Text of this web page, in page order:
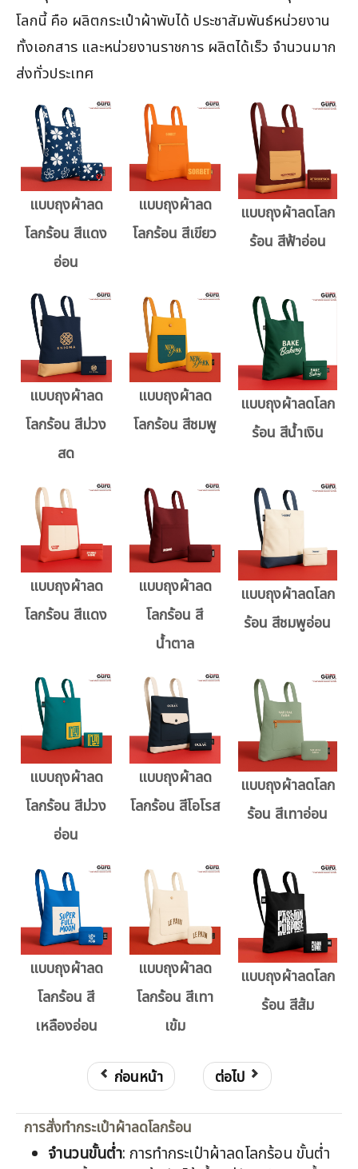
โลกนี้ คือ ผลิตกระเป๋าผ้าพับได้ ประชาสัมพันธ์หน่วยงาน
ทั้งเอกสาร และหน่วยงานราชการ ผลิตได้เร็ว จำนวนมาก
ส่งทั่วประเทศ
แบบถุงผ้าลด
โลกร้อน สีแดง
อ่อน
แบบถุงผ้าลด
โลกร้อน สีเขียว
แบบถุงผ้าลดโลก
ร้อน สีฟ้าอ่อน
แบบถุงผ้าลด
โลกร้อน สีม่วง
สด
แบบถุงผ้าลด
โลกร้อน สีชมพู
แบบถุงผ้าลดโลก
ร้อน สีน้ำเงิน
แบบถุงผ้าลด
โลกร้อน สีแดง
แบบถุงผ้าลด
โลกร้อน สี
น้ำตาล
แบบถุงผ้าลดโลก
ร้อน สีชมพูอ่อน
แบบถุงผ้าลด
โลกร้อน สีม่วง
อ่อน
แบบถุงผ้าลด
โลกร้อน สีโอโรส
แบบถุงผ้าลดโลก
ร้อน สีเทาอ่อน
แบบถุงผ้าลด
โลกร้อน สี
เหลืองอ่อน
แบบถุงผ้าลด
โลกร้อน สีเทา
เข้ม
แบบถุงผ้าลดโลก
ร้อน สีส้ม
ก่อนหน้า ต่อไป
การสั่งทำกระเป๋าผ้าลดโลกร้อน
จำนวนขั้นต่ำ: การทำกระเป๋าผ้าลดโลกร้อน ขั้นต่ำ